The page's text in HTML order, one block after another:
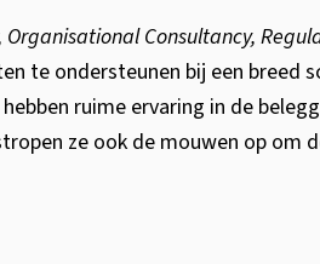
Consultancy,
te ondersteunen bij een breed
ruime ervaring in de
ze ook de mouwen op om